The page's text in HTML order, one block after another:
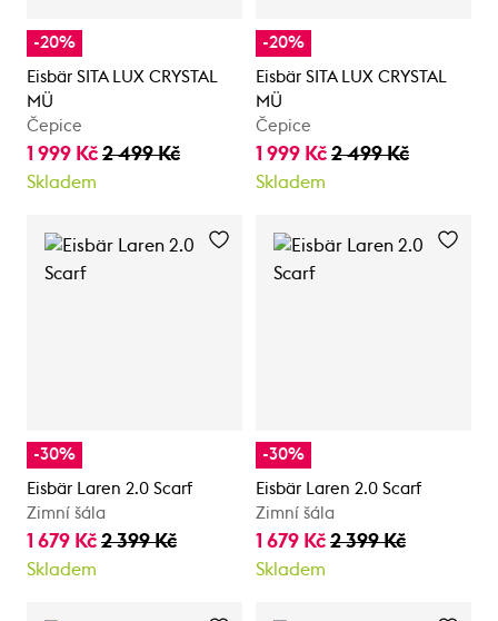
-20%
Eisbär SITA LUX CRYSTAL
MÜ
Čepice
1 999 Kč 2 499 Kč
Skladem
-20%
Eisbär SITA LUX CRYSTAL
MÜ
Čepice
1 999 Kč 2 499 Kč
Skladem
-30%
Eisbär Laren 2.0 Scarf
Zimní šála
1 679 Kč 2 399 Kč
Skladem
-30%
Eisbär Laren 2.0 Scarf
Zimní šála
1 679 Kč 2 399 Kč
Skladem